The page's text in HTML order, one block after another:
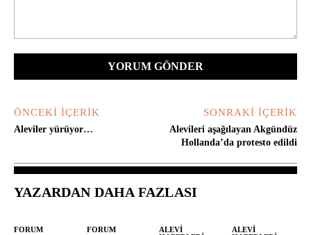
ÖNCEKI İÇERIK
Aleviler yürüyor…
SONRAKI İÇERIK
Alevileri aşağılayan Akgündüz
Hollanda’da protesto edildi
YAZARDAN DAHA FAZLASI
FORUM FORUM
ALEVI
ALEVI